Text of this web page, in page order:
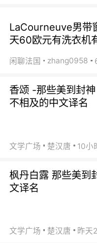
LaCourneuve男带
天60欧元有洗衣机
闲聊法国 zhang0958
香颂 -那些美到封
不相及的中文译名
文学广场 楚汉唐 10小
枫丹白露 那些美到
文译名
文学广场 楚汉唐 昨天